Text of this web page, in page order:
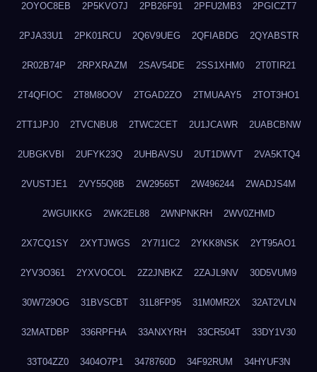
2OYOC8EB 2P5KVO7J 2PB26F91 2PFU2MB3 2PGICZT7
2PJA33U1 2PK01RCU 2Q6V9UEG 2QFIABDG 2QYABSTR
2R02B74P 2RPXRAZM 2SAV54DE 2SS1XHM0 2T0TIR21
2T4QFIOC 2T8M8OOV 2TGAD2ZO 2TMUAAY5 2TOT3HO1
2TT1JPJ0 2TVCNBU8 2TWC2CET 2U1JCAWR 2UABCBNW
2UBGKVBI 2UFYK23Q 2UHBAVSU 2UT1DWVT 2VA5KTQ4
2VUSTJE1 2VY55Q8B 2W29565T 2W496244 2WADJS4M
2WGUIKKG 2WK2EL88 2WNPNKRH 2WV0ZHMD
2X7CQ1SY 2XYTJWGS 2Y7I1IC2 2YKK8NSK 2YT95AO1
2YV3O361 2YXVOCOL 2Z2JNBKZ 2ZAJL9NV 30D5VUM9
30W729OG 31BVSCBT 31L8FP95 31M0MR2X 32AT2VLN
32MATDBP 336RPFHA 33ANXYRH 33CR504T 33DY1V30
33T04ZZ0 3404O7P1 3478760D 34F92RUM 34HYUF3N